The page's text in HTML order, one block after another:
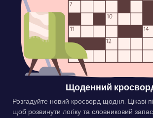
Щоденний
Розгадуйте новий кросворд щодня. Цікаві
щоб розвинути логіку та словниковий